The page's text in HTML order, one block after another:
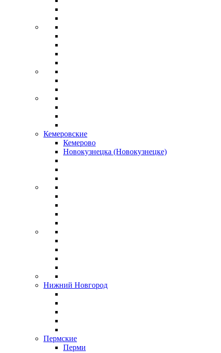
Кемеровские
Кемерово
Новокузнецка (Новокузнецке)
Нижний Новгород
Пермские
Перми